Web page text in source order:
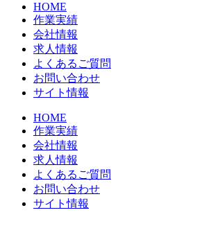
HOME
作業実績
会社情報
求人情報
よくあるご質問
お問い合わせ
サイト情報
HOME
作業実績
会社情報
求人情報
よくあるご質問
お問い合わせ
サイト情報